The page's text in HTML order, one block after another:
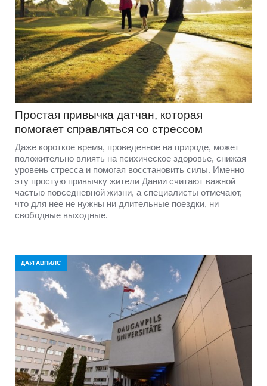
Простая привычка датчан, которая
помогает справляться со стрессом
Даже короткое время, проведенное на природе, может
положительно влиять на психическое здоровье, снижая
уровень стресса и помогая восстановить силы. Именно
эту простую привычку жители Дании считают важной
частью повседневной жизни, а специалисты отмечают,
что для нее не нужны ни длительные поездки, ни
свободные выходные.
ДАУГАВПИЛС